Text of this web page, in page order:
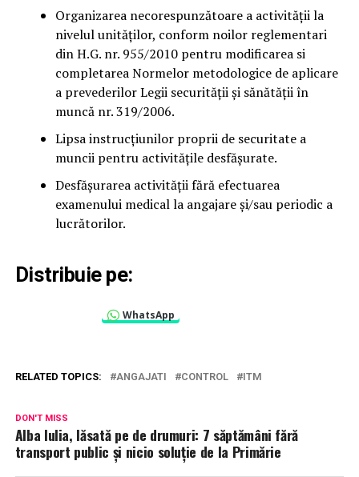
Organizarea necorespunzătoare a activității la
nivelul unităților, conform noilor reglementari
din H.G. nr. 955/2010 pentru modificarea si
completarea Normelor metodologice de aplicare
a prevederilor Legii securității și sănătății în
muncă nr. 319/2006.
Lipsa instrucțiunilor proprii de securitate a
muncii pentru activitățile desfășurate.
Desfășurarea activității fără efectuarea
examenului medical la angajare și/sau periodic a
lucrătorilor.
Distribuie pe:
WhatsApp
RELATED TOPICS: ANGAJATI CONTROL ITM
DON'T MISS
Alba Iulia, lăsată pe de drumuri: 7 săptămâni fără
transport public și nicio soluție de la Primărie